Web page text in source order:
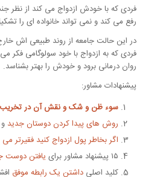
فردی که با خودش ازدواج می کند از نظر
رفع می کند و نمی تواند خانواده ای را
در این حالت جامعه از روند طبیعی اش
فردی که به ازدواج با خود سولوگامی فکر
روان درمانی برود و خودش را بهتر بشناسد.
پیشنهادات مشاور:
سوء ظن و شکو نقش آن در تخریب
روش های پیدا کردن دوستان جدید
اگر بخاطر پول ازدواج کنید فقیرتر
۱۵ پیشنهاد مشاور برای
یافتن دوست
کلید اصلی داشتن یک رابطه موفق